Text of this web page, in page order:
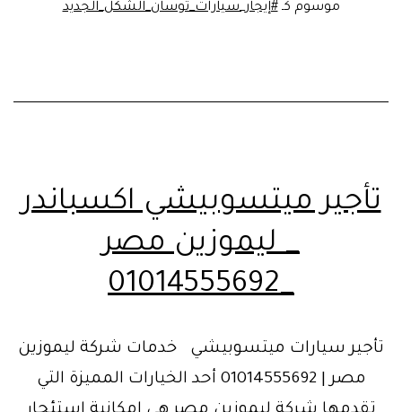
موسوم كـ#إيجار_سيارات_توسان_الشكل_الجديد
تأجير ميتسوبيشي اكسباندر
_ ليموزين مصر
_01014555692
تأجير سيارات ميتسوبيشي خدمات شركة ليموزين
مصر | 01014555692 أحد الخيارات المميزة التي